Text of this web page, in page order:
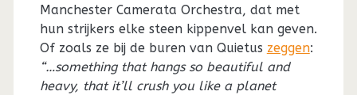
Manchester Camerata Orchestra, dat met
hun strijkers elke steen kippenvel kan geven.
Of zoals ze bij de buren van Quietus zeggen:
“…something that hangs so beautiful and
heavy, that it’ll crush you like a planet